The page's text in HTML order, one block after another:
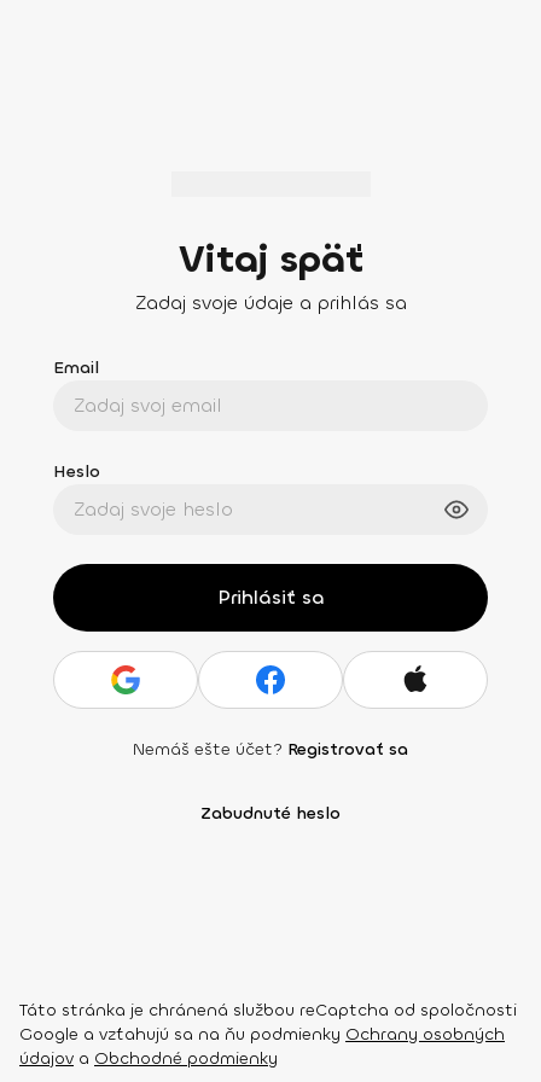
Vitaj späť
Zadaj svoje údaje a prihlás sa
Email
Heslo
Prihlásiť sa
Nemáš ešte účet? Registrovať sa
Zabudnuté heslo
Táto stránka je chránená službou reCaptcha od spoločnosti
Google a vzťahujú sa na ňu podmienky Ochrany osobných
údajov a Obchodné podmienky